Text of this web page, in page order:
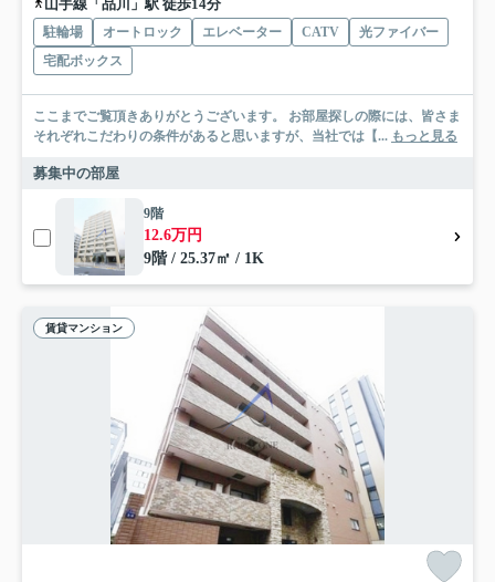
山手線「品川」駅 徒歩14分
駐輪場 オートロック エレベーター CATV
光ファイバー
宅配ボックス
ここまでご覧頂きありがとうございます。 お部屋探しの際には、皆さま
それぞれこだわりの条件があると思いますが、当社では【... もっと見る
募集中の部屋
9階
12.6万円
9階 / 25.37㎡ / 1K
賃貸マンション